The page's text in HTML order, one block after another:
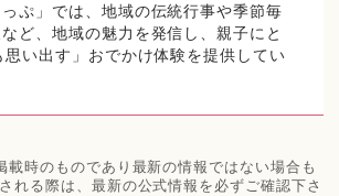
っぷ」では、地域の伝統行事や季節毎
ど、地域の魅力を発信し、親子にと
い出す」おでかけ体験を提供してい
載時のものであり最新の情報ではない場合も
れる際は、最新の公式情報を必ずご確認下さ